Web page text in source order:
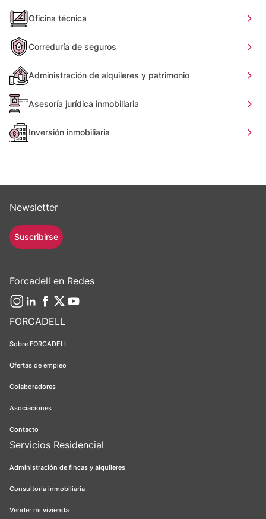
Oficina técnica
Correduría de seguros
Administración de alquileres y patrimonio
Asesoría jurídica inmobiliaria
Inversión inmobiliaria
FORCADELL
Sobre FORCADELL
Ofertas de empleo
Colaboradores
Asociaciones
Contacto
Servicios Residencial
Administración de fincas y alquileres
Consultoría inmobiliaria
Vender mi vivienda
Newsletter
Suscribirse
Forcadell en Redes